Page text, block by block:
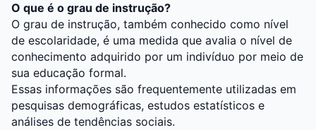
O que é o grau de instrução?
O grau de instrução, também conhecido como nível
de escolaridade, é uma medida que avalia o nível de
conhecimento adquirido por um indivíduo por meio de
sua educação formal.
Essas informações são frequentemente utilizadas em
pesquisas demográficas, estudos estatísticos e
análises de tendências sociais.